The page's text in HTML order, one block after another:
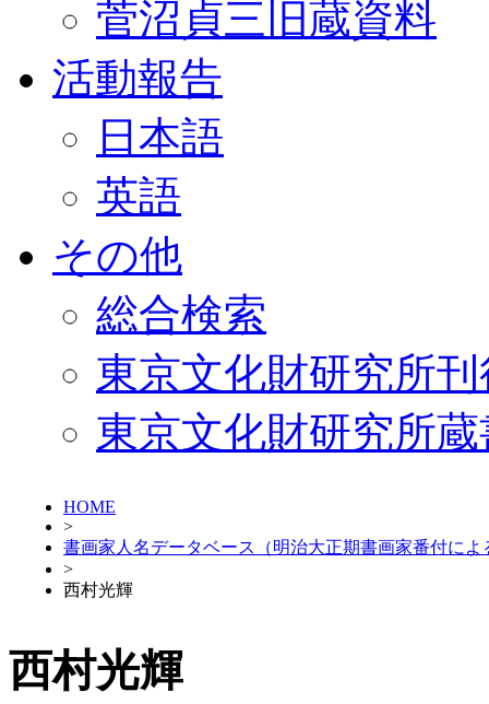
菅沼貞三旧蔵資料
活動報告
日本語
英語
その他
総合検索
東京文化財研究所
東京文化財研究所
HOME
>
書画家人名データベース（明治大正期書画家番付によ
>
西村光輝
西村光輝